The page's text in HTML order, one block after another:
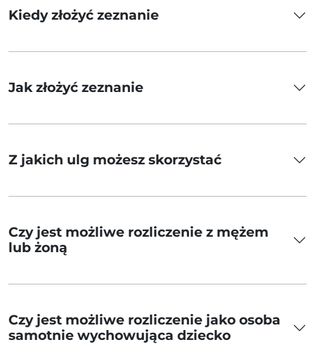
Kiedy złożyć zeznanie
Jak złożyć zeznanie
Z jakich ulg możesz skorzystać
Czy jest możliwe rozliczenie z mężem
lub żoną
Czy jest możliwe rozliczenie jako osoba
samotnie wychowująca dziecko